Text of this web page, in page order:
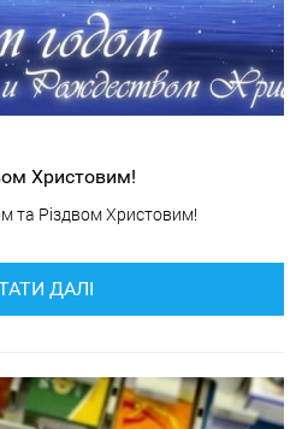
Христовим!
та Різдвом Христовим!
ДАЛІ